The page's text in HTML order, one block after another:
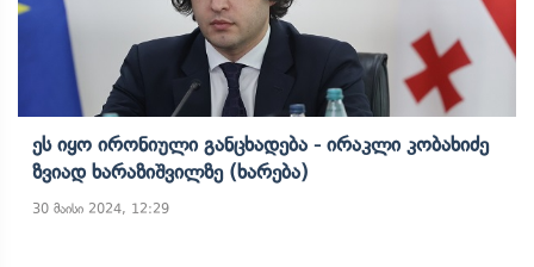
Ეს Იყო Ირონიული Განცხადება - Ირაკლი Კობახიძე
Ზვიად Ხარაზიშვილზე (ხარება)
30 მაისი 2024, 12:29